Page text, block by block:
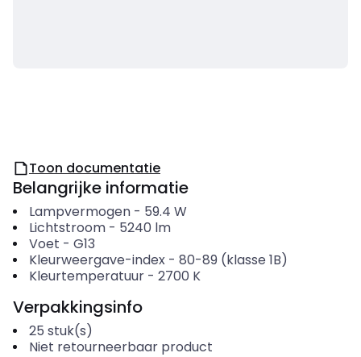
Toon documentatie
Belangrijke informatie
Lampvermogen- 59.4 W
Lichtstroom- 5240 lm
Voet - G13
Kleurweergave-index- 80-89 (klasse 1B)
Kleurtemperatuur- 2700 K
Verpakkingsinfo
25 stuk(s)
Niet retourneerbaar product